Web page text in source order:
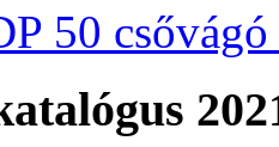
50